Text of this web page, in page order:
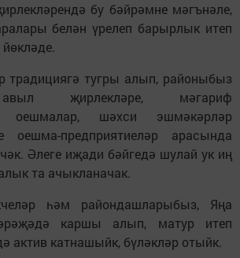
бу бәйрәмне мәгънәле,
белән үрелеп барырлык итеп
традициягә тугры алып, районыбыз
җирлекләре, мәгариф
оешмалар, шәхси эшмәкәрләр
оешма-предприятиеләр арасында
Әлеге иҗади бәйгедә шулай ук иң
та ачыкланачак.
һәм райондашларыбыз, Яңа
каршы алып, матур итеп
актив катнашыйк, бүләкләр отыйк.